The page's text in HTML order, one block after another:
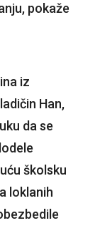
pokaže
iz
Han,
da se
školsku
loklanih